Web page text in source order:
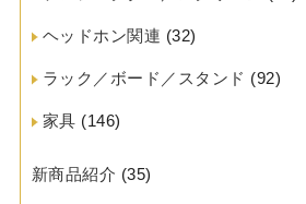
ヘッドホン関連 (32)
ラック／ボード／スタンド (92)
家具 (146)
新商品紹介 (35)